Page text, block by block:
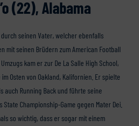
(22), Alabama
seinen Vater, welcher ebenfalls
mit seinen Brüdern zum American Football
kam er zur De La Salle High School,
Osten von Oakland, Kalifornien. Er spielte
auch Running Back und führte seine
Championship-Game gegen Mater Dei.
so wichtig, dass er sogar mit einem